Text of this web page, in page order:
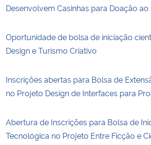
Desenvolvem Casinhas para Doação
Oportunidade de bolsa de iniciação
Design e Turismo Criativo
Inscrições abertas para Bolsa de
no Projeto Design de Interfaces para
Abertura de Inscrições para Bolsa de
Tecnológica no Projeto Entre Ficção e